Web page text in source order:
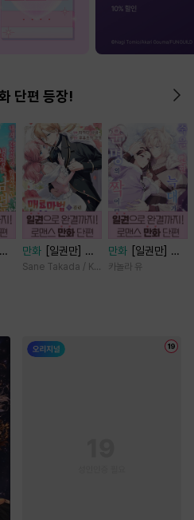
단편 등장!
만화
[일권만] 매
료 마법에 걸린 척
Sane Takada / Koki Fuyutsuki
만화
[일권만] 죽
을 뻔한 늑대가 운
카놀라 유